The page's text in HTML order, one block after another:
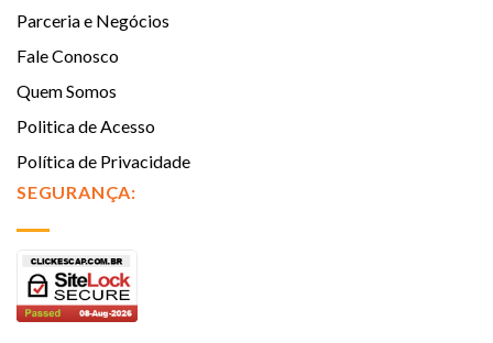
Parceria e Negócios
Fale Conosco
Quem Somos
Politica de Acesso
Política de Privacidade
SEGURANÇA: